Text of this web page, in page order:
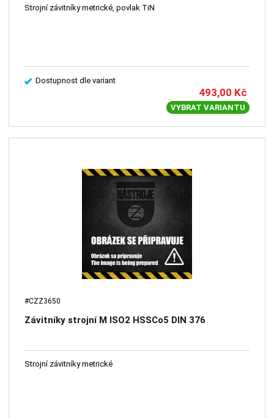
Strojní závitníky metrické, povlak TiN
Dostupnost dle variant
493,00 Kč
VYBRAT VARIANTU
#CZZ3650
Závitníky strojní M ISO2 HSSCo5 DIN 376
Strojní závitníky metrické